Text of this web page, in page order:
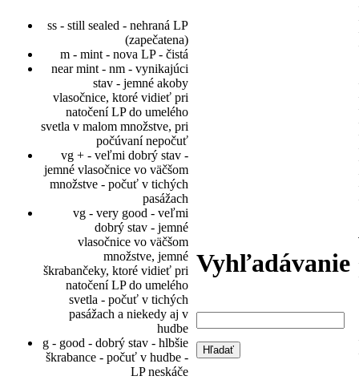
ss - still sealed - nehraná LP
(zapečatena)
m - mint - nova LP - čistá
near mint - nm - vynikajúci
stav - jemné akoby
vlasočnice, ktoré vidieť pri
natočení LP do umelého
svetla v malom množstve, pri
počúvaní nepočuť
vg + - veľmi dobrý stav -
jemné vlasočnice vo väčšom
množstve - počuť v tichých
pasážach
vg - very good - veľmi
dobrý stav - jemné
vlasočnice vo väčšom
množstve, jemné
škrabančeky, ktoré vidieť pri
natočení LP do umelého
svetla - počuť v tichých
pasážach a niekedy aj v
hudbe
g - good - dobrý stav - hlbšie
škrabance - počuť v hudbe -
LP neskáče
Vyhľadávanie